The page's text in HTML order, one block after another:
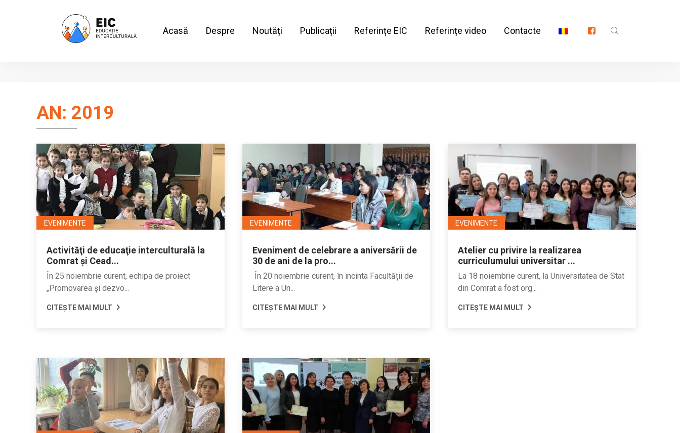
Acasă Despre Noutăți Publicații Referințe EIC Referințe video Contacte
AN: 2019
EVENIMENTE
Activităţi de educaţie interculturală la
Comrat şi Cead...
În 25 noiembrie curent, echipa de proiect
„Promovarea şi dezvo...
CITEȘTE MAI MULT
EVENIMENTE
Eveniment de celebrare a aniversării de
30 de ani de la pro...
În 20 noiembrie curent, în incinta Facultății de
Litere a Un...
CITEȘTE MAI MULT
EVENIMENTE
Atelier cu privire la realizarea
curriculumului universitar ...
La 18 noiembrie curent, la Universitatea de Stat
din Comrat a fost org...
CITEȘTE MAI MULT